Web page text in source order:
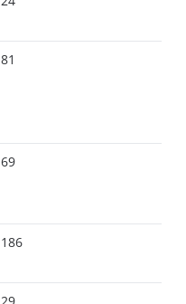
81
69
186
29